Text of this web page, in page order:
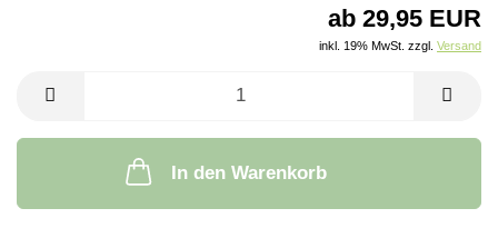
ab 29,95 EUR
inkl. 19% MwSt. zzgl. Versand
In den Warenkorb